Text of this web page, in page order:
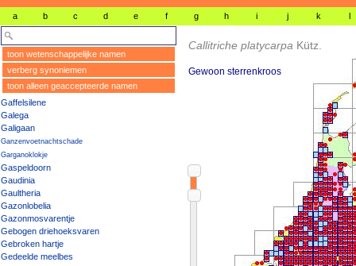
a b c d e f g h i j k l
toon wetenschappelijke namen
verberg synoniemen
toon alleen geaccepteerde namen
Gaffelsilene
Galega
Galigaan
Ganzenvoetnachtschade
Garganoklokje
Gaspeldoorn
Gaudinia
Gaultheria
Gazonlobelia
Gazonmosvarentje
Gebogen driehoeksvaren
Gebroken hartje
Gedeelde meelbes
Callitriche platycarpa Kütz.
Gewoon sterrenkroos